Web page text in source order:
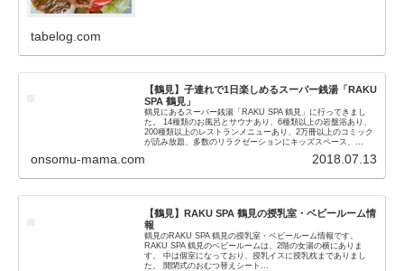
tabelog.com
【鶴見】子連れで1日楽しめるスーパー銭湯「RAKU
SPA 鶴見」
鶴見にあるスーパー銭湯「RAKU SPA 鶴見」に行ってきまし
た。 14種類のお風呂とサウナあり、6種類以上の岩盤浴あり、
200種類以上のレストランメニューあり、2万冊以上のコミック
が読み放題、多数のリラクゼーションにキッズスペース、...
onsomu-mama.com 2018.07.13
【鶴見】RAKU SPA 鶴見の授乳室・ベビールーム情
報
鶴見のRAKU SPA 鶴見の授乳室・ベビールーム情報です。
RAKU SPA 鶴見のベビールームは、2階の女湯の横にありま
す。 中は個室になっており、授乳イスに授乳枕までありまし
た。 開閉式のおむつ替えシート...